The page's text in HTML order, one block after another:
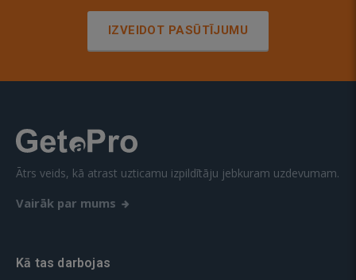
IZVEIDOT PASŪTĪJUMU
Ātrs veids, kā atrast uzticamu izpildītāju jebkuram uzdevumam.
Vairāk par mums
Kā tas darbojas